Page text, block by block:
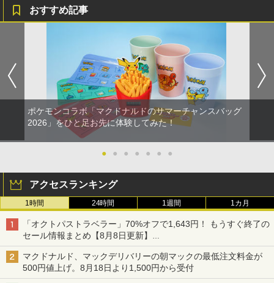
おすすめ記事
ポケモンコラボ「マクドナルドのサマーチャンスバッグ
2026」をひと足お先に体験してみた！
● ● ● ● ● ● ●
アクセスランキング
1時間 24時間 1週間 1カ月
「オクトパストラベラー」70%オフで1,643円！ もうすぐ終了の
セール情報まとめ【8月8日更新】
ニンテンドーeショップでは「大神 絶景版」が67%オフで990円
マクドナルド、マックデリバリーの朝マックの最低注文料金が
500円値上げ。8月18日より1,500円から受付